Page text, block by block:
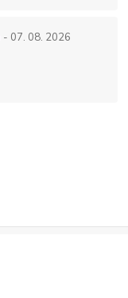
- 07. 08. 2026